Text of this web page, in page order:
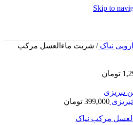
Skip to
نیاک/ شربت ماءالعسل مرکب
تومان
399,000 تومان